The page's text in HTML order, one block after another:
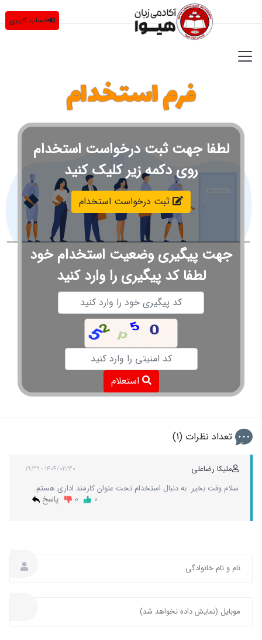
حساب کاربری
فرم استخدام
لطفا جهت ثبت درخواست استخدام
روی دکمه زیر کلیک کنید
جهت پیگیری وضعیت استخدام خود
لطفا کد پیگیری را وارد کنید
استعلام
تعداد نظرات (1)
ملیکا رضاعلی
سلام وقت بخیر. به دنبال استخدام تحت عنوان کارمند اداری هستم.
پاسخ 0 0